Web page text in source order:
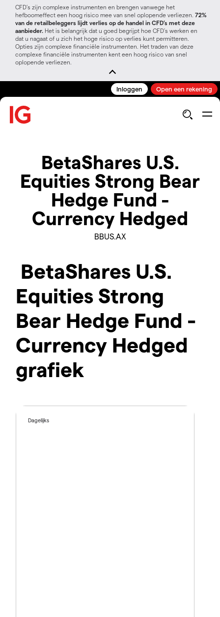
CFD’s zijn complexe instrumenten en brengen vanwege het
hefboomeffect een hoog risico mee van snel oplopende verliezen. 72%
van de retailbeleggers lijdt verlies op de handel in CFD’s met deze
aanbieder. Het is belangrijk dat u goed begrijpt hoe CFD's werken en
dat u nagaat of u zich het hoge risico op verlies kunt permitteren.
Opties zijn complexe financiële instrumenten. Het traden van deze
complexe financiële instrumenten kent een hoog risico van snel
oplopende verliezen.
Inloggen Open een rekening
BetaShares U.S.
Equities Strong Bear
Hedge Fund -
Currency Hedged
BBUS.AX
BetaShares U.S.
Equities Strong
Bear Hedge Fund -
Currency Hedged
grafiek
Dagelijks